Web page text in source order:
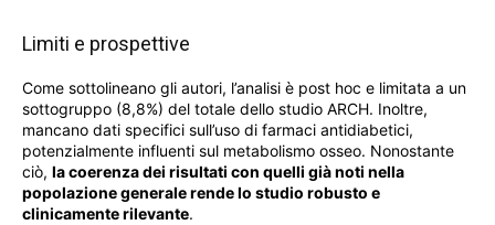
Limiti e prospettive
Come sottolineano gli autori, l’analisi è post hoc e limitata a un
sottogruppo (8,8%) del totale dello studio ARCH. Inoltre,
mancano dati specifici sull’uso di farmaci antidiabetici,
potenzialmente influenti sul metabolismo osseo. Nonostante
ciò, la coerenza dei risultati con quelli già noti nella
popolazione generale rende lo studio robusto e
clinicamente rilevante.